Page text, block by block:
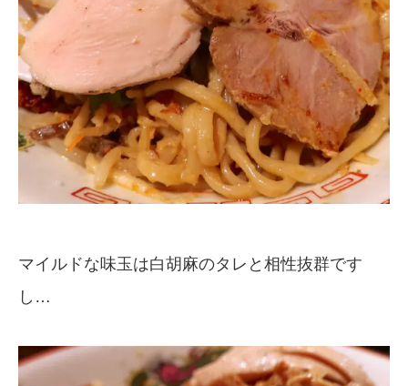
マイルドな味玉は白胡麻のタレと相性抜群です
し…